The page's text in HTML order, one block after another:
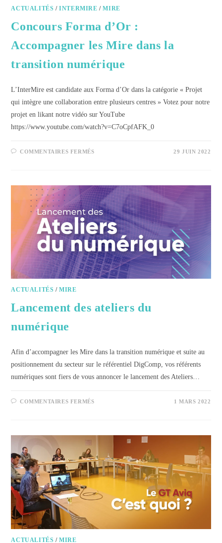
ACTUALITÉS /INTERMIRE /MIRE
Concours Forma d’Or :
Accompagner les Mire dans la
transition numérique
L’InterMire est candidate aux Forma d’Or dans la catégorie « Projet
qui intègre une collaboration entre plusieurs centres » Votez pour notre
projet en likant notre vidéo sur YouTube
https://www.youtube.com/watch?v=C7oCpfAFK_0
COMMENTAIRES FERMÉS 29 JUIN 2022
ACTUALITÉS /MIRE
Lancement des ateliers du
numérique
Afin d’accompagner les Mire dans la transition numérique et suite au
positionnement du secteur sur le référentiel DigComp, vos référents
numériques sont fiers de vous annoncer le lancement des Ateliers…
COMMENTAIRES FERMÉS 1 MARS 2022
ACTUALITÉS /MIRE